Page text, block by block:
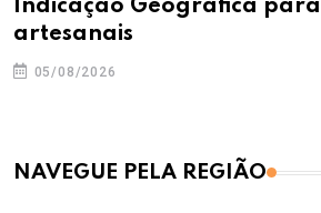
Indicação Geográfica
artesanais
05/08/2026
NAVEGUE PELA REGIÃO